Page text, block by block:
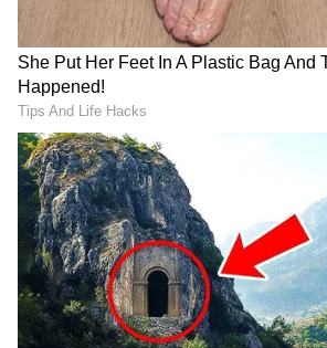
ಏಪ್ರಾನ್, ಎತ್ತರದ ವಿಂಡ್‌ಸ್ಕ್ರೀನ್,
ಸೀಟ್, ದೊಡ್ಡ ಫ್ಲೋರ್‌ಬೋರ್ಡ್ ಮತ್ತು
ರೈಲ್‌ಗಳು ಇದಕ್ಕೆ ಪಕ್ಕಾ ಮ್ಯಾಕ್ಸಿ
ಇದರ ಟೆಕ್ ಮ್ಯಾಕ್ಸ್ ಆವೃತ್ತಿಯಲ್ಲಿ ವಿಶೇಷ
ಪ್ರೀಮಿಯಂ ಪೇಂಟ್ ಮತ್ತು ಕಾಂಟ್ರಾಸ್ಟ್
ಸೀಟ್ ಕೂಡ ಸಿಗಲಿದೆ.